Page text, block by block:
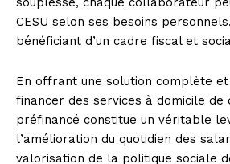
CESU selon ses besoins
bénéficiant d’un cadre fiscal et
En offrant une solution complète
financer des services à domicile de
préfinancé constitue un véritable
l’amélioration du quotidien des
valorisation de la politique sociale